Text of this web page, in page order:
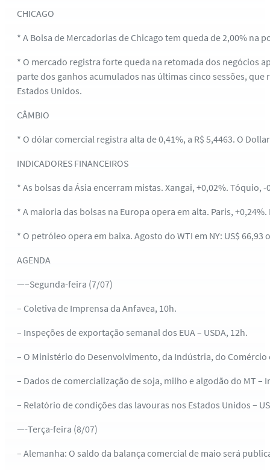
CHICAGO
* A Bolsa de Mercadorias de Chicago tem queda de 2,00%
* O mercado registra forte queda na retomada dos negócios
parte dos ganhos acumulados nas últimas cinco sessões,
Estados Unidos.
CÂMBIO
* O dólar comercial registra alta de 0,41%, a R$ 5,4463. O
INDICADORES FINANCEIROS
* As bolsas da Ásia encerram mistas. Xangai, +0,02%. Tóquio, -
* A maioria das bolsas na Europa opera em alta. Paris,
* O petróleo opera em baixa. Agosto do WTI em NY: US$ 66,93
AGENDA
—–Segunda-feira (7/07)
– Coletiva de Imprensa da Anfavea, 10h.
– Inspeções de exportação semanal dos EUA – USDA, 12h.
– O Ministério do Desenvolvimento, da Indústria, do
– Dados de comercialização de soja, milho e algodão do MT –
– Relatório de condições das lavouras nos Estados Unidos –
—-Terça-feira (8/07)
– Alemanha: O saldo da balança comercial de maio será